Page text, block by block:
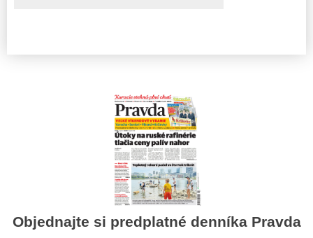
Objednajte si predplatné denníka Pravda